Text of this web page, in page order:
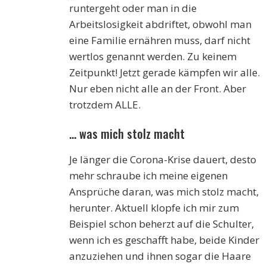
runtergeht oder man in die
Arbeitslosigkeit abdriftet, obwohl man
eine Familie ernähren muss, darf nicht
wertlos genannt werden. Zu keinem
Zeitpunkt! Jetzt gerade kämpfen wir alle.
Nur eben nicht alle an der Front. Aber
trotzdem ALLE.
… was mich stolz macht
Je länger die Corona-Krise dauert, desto
mehr schraube ich meine eigenen
Ansprüche daran, was mich stolz macht,
herunter. Aktuell klopfe ich mir zum
Beispiel schon beherzt auf die Schulter,
wenn ich es geschafft habe, beide Kinder
anzuziehen und ihnen sogar die Haare